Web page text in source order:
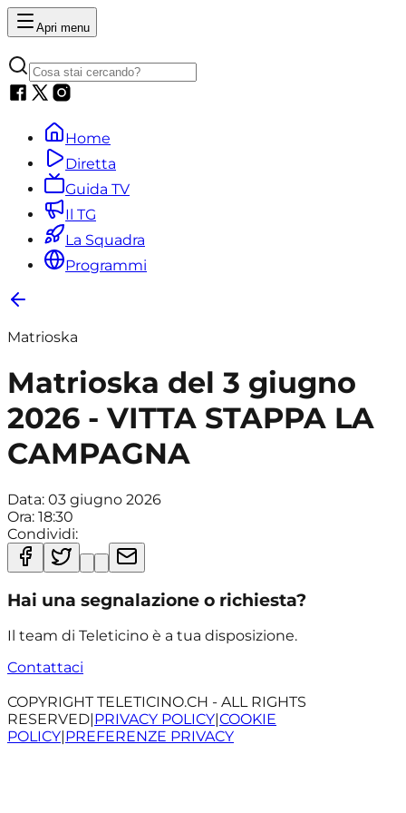
Apri menu
Home
Diretta
Guida TV
Il TG
La Squadra
Programmi
Matrioska
Matrioska del 3 giugno
2026 - VITTA STAPPA LA
CAMPAGNA
Data: 03 giugno 2026
Ora: 18:30
Condividi:
Hai una segnalazione o richiesta?
Il team di Teleticino è a tua disposizione.
Contattaci
COPYRIGHT TELETICINO.CH - ALL RIGHTS
RESERVED|PRIVACY POLICY|COOKIE
POLICY|PREFERENZE PRIVACY